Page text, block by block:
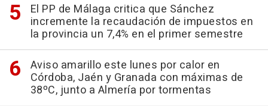
El PP de Málaga critica que Sánchez
incremente la recaudación de impuestos en
la provincia un 7,4% en el primer semestre
Aviso amarillo este lunes por calor en
Córdoba, Jaén y Granada con máximas de
38ºC, junto a Almería por tormentas